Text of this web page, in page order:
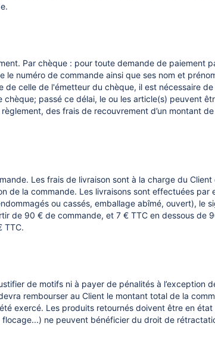
Par chèque : pour toute demande de paiement
numéro de commande ainsi que ses nom et
celle de l'émetteur du chèque, il est nécessaire
passé ce délai, le ou les article(s) peuvent
des frais de recouvrement d’un montant
Les frais de livraison sont à la charge du
de la commande. Les livraisons sont effectuées par
ou cassés, emballage abîmé, ouvert), le
de 90 € de commande, et 7 € TTC en dessous de
TTC.
de motifs ni à payer de pénalités à l’exception
rembourser au Client le montant total de la
exercé. Les produits retournés doivent être en état
ne peuvent bénéficier du droit de